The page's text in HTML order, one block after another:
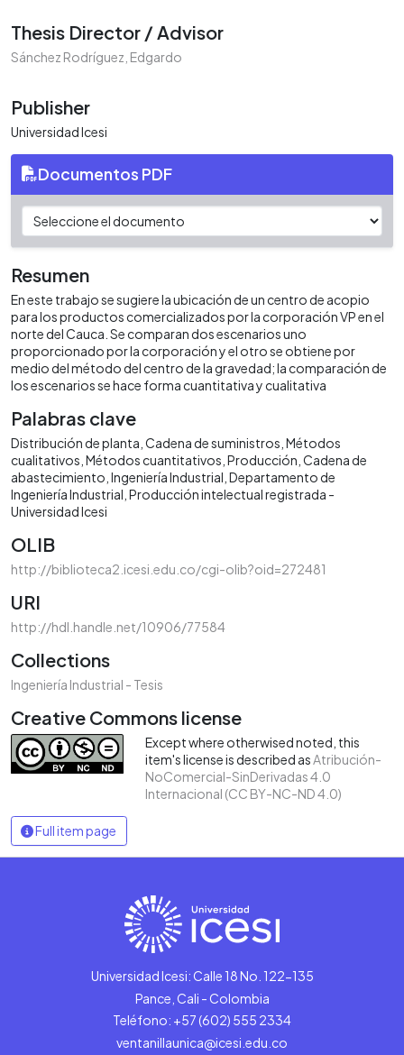
Thesis Director / Advisor
Sánchez Rodríguez, Edgardo
Publisher
Universidad Icesi
Documentos PDF
Resumen
En este trabajo se sugiere la ubicación de un centro de acopio
para los productos comercializados por la corporación VP en el
norte del Cauca. Se comparan dos escenarios uno
proporcionado por la corporación y el otro se obtiene por
medio del método del centro de la gravedad; la comparación de
los escenarios se hace forma cuantitativa y cualitativa
Palabras clave
Distribución de planta Cadena de suministros Métodos
cualitativos Métodos cuantitativos Producción Cadena de
abastecimiento Ingeniería Industrial Departamento de
Ingeniería Industrial Producción intelectual registrada -
Universidad Icesi
OLIB
http://biblioteca2.icesi.edu.co/cgi-olib?oid=272481
URI
http://hdl.handle.net/10906/77584
Collections
Ingeniería Industrial - Tesis
Creative Commons license
Except where otherwised noted, this
item's license is described asAtribución-
NoComercial-SinDerivadas 4.0
Internacional (CC BY-NC-ND 4.0)
Full item page
Universidad Icesi: Calle 18 No. 122-135
Pance, Cali - Colombia
Teléfono: +57 (602) 555 2334
ventanillaunica@icesi.edu.co